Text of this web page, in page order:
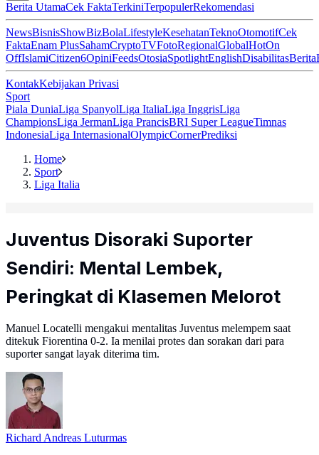
Berita UtamaCek FaktaTerkiniTerpopulerRekomendasi
NewsBisnisShowBizBolaLifestyleKesehatanTeknoOtomotifCek
FaktaEnam PlusSahamCryptoTVFotoRegionalGlobalHotOn
OffIslamiCitizen6OpiniFeedsOtosiaSpotlightEnglishDisabilitasBerita
KontakKebijakan Privasi
Sport
Piala DuniaLiga SpanyolLiga ItaliaLiga InggrisLiga
ChampionsLiga JermanLiga PrancisBRI Super LeagueTimnas
IndonesiaLiga InternasionalOlympicCornerPrediksi
Home
Sport
Liga Italia
Juventus Disoraki Suporter
Sendiri: Mental Lembek,
Peringkat di Klasemen Melorot
Manuel Locatelli mengakui mentalitas Juventus melempem saat
ditekuk Fiorentina 0-2. Ia menilai protes dan sorakan dari para
suporter sangat layak diterima tim.
Richard Andreas Luturmas